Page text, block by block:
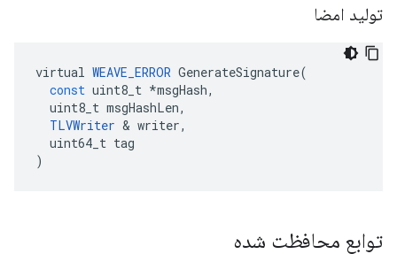
تولید امضا
virtual WEAVE_ERROR GenerateSignature(
const uint8_t *msgHash,
uint8_t msgHashLen,
TLVWriter & writer,
uint64_t tag
)
توابع محافظت شده